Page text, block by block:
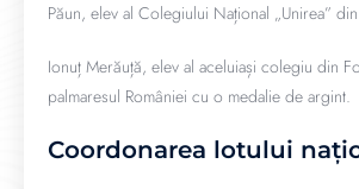
Păun, elev al Colegiului Național „Unirea”
Ionuț Merăuță, elev al aceluiași colegiu din
palmaresul României cu o medalie de argint.
Coordonarea lotului